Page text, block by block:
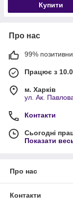
Купити
Про нас
99%
Працює з
м. Харків
ул. Ак.
Контакти
Сьогодні
Показати
Про нас
Контакти